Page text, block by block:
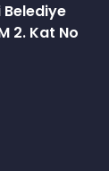
Belediye
2. Kat No